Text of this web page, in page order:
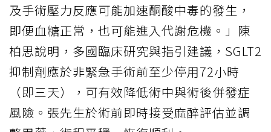
及手術壓力反應可能加速酮酸中毒的發生，
即便血糖正常，也可能進入代謝危機。」陳
柏思說明，多國臨床研究與指引建議，SGLT2
抑制劑應於非緊急手術前至少停用72小時
（即三天），可有效降低術中與術後併發症
風險。張先生於術前即時接受麻醉評估並調